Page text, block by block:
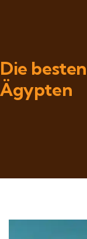
Die
Ägypten